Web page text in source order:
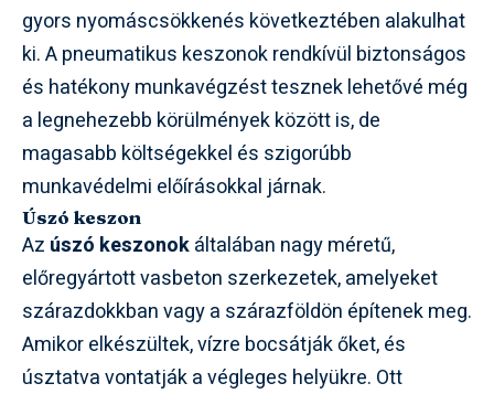
gyors nyomáscsökkenés következtében alakulhat
ki. A pneumatikus keszonok rendkívül biztonságos
és hatékony munkavégzést tesznek lehetővé még
a legnehezebb körülmények között is, de
magasabb költségekkel és szigorúbb
munkavédelmi előírásokkal járnak.
Úszó keszon
Az úszó keszonokáltalában nagy méretű,
előregyártott vasbeton szerkezetek, amelyeket
szárazdokkban vagy a szárazföldön építenek meg.
Amikor elkészültek, vízre bocsátják őket, és
úsztatva vontatják a végleges helyükre. Ott